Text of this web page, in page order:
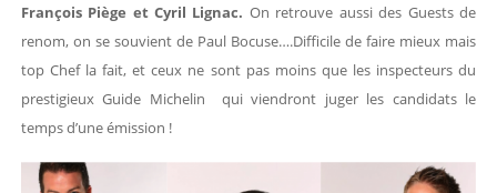
François Piège et Cyril Lignac. On retrouve aussi des Guests de
renom, on se souvient de Paul Bocuse….Difficile de faire mieux mais
top Chef la fait, et ceux ne sont pas moins que les inspecteurs du
prestigieux Guide Michelin qui viendront juger les candidats le
temps d’une émission !